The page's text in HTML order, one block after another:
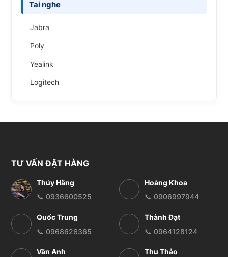
Tai nghe
Jabra
Poly
Yealink
Logitech
TƯ VẤN ĐẶT HÀNG
Thúy Hằng
📞 0936600525
Hoàng Khoa
📞 0906997944
Quốc Trung
📞 0968626365
Thành Đạt
📞 0964128124
Vân Anh
Thu Thảo